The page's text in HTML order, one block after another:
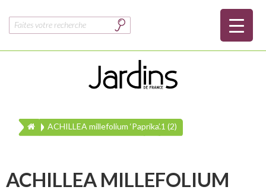
Rechercher :
ACHILLEA millefolium ‘Paprika’.1 (2)
ACHILLEA MILLEFOLIUM